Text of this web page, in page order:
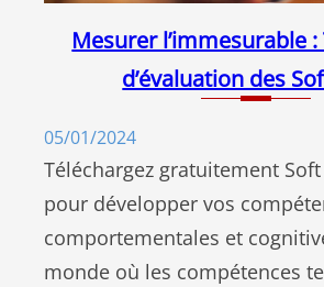
Mesurer l’immesurable
d’évaluation des
05/01/2024
Téléchargez gratuitement
pour développer vos
comportementales et
monde où les compétences